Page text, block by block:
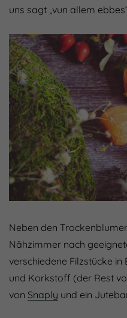
uns sagt „vun allem
Neben den
Nähzimmer nach
verschiedene Filzstücke
und Korkstoff (der Rest
von Snaply und ein